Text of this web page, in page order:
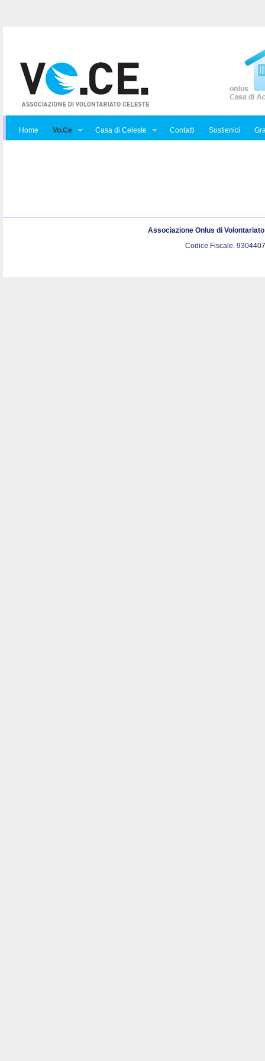
Home Vo.Ce Casa di Celeste Contatti Sostienici
Associazione Onlus di
Codice Fiscale.